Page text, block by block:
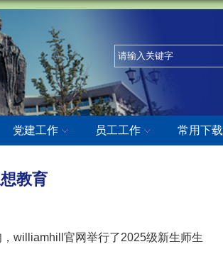
党建工作 员工工作 常用下载
教育
williamhill官网举行了2025级新生师生